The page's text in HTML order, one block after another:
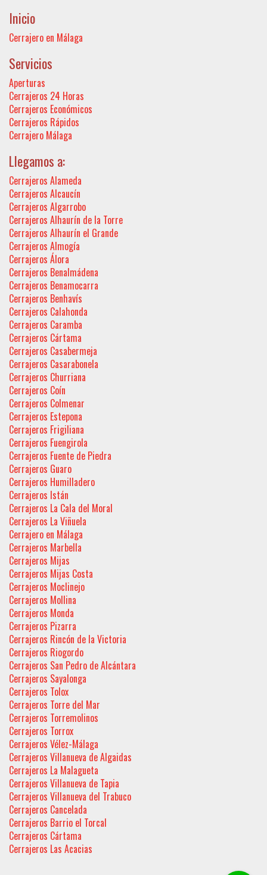
Inicio
Cerrajero en Málaga
Servicios
Aperturas
Cerrajeros 24 Horas
Cerrajeros Económicos
Cerrajeros Rápidos
Cerrajero Málaga
Llegamos a:
Cerrajeros Alameda
Cerrajeros Alcaucín
Cerrajeros Algarrobo
Cerrajeros Alhaurín de la Torre
Cerrajeros Alhaurín el Grande
Cerrajeros Almogía
Cerrajeros Álora
Cerrajeros Benalmádena
Cerrajeros Benamocarra
Cerrajeros Benhavís
Cerrajeros Calahonda
Cerrajeros Caramba
Cerrajeros Cártama
Cerrajeros Casabermeja
Cerrajeros Casarabonela
Cerrajeros Churriana
Cerrajeros Coín
Cerrajeros Colmenar
Cerrajeros Estepona
Cerrajeros Frigiliana
Cerrajeros Fuengirola
Cerrajeros Fuente de Piedra
Cerrajeros Guaro
Cerrajeros Humilladero
Cerrajeros Istán
Cerrajeros La Cala del Moral
Cerrajeros La Viñuela
Cerrajero en Málaga
Cerrajeros Marbella
Cerrajeros Mijas
Cerrajeros Mijas Costa
Cerrajeros Moclinejo
Cerrajeros Mollina
Cerrajeros Monda
Cerrajeros Pizarra
Cerrajeros Rincón de la Victoria
Cerrajeros Riogordo
Cerrajeros San Pedro de Alcántara
Cerrajeros Sayalonga
Cerrajeros Tolox
Cerrajeros Torre del Mar
Cerrajeros Torremolinos
Cerrajeros Torrox
Cerrajeros Vélez-Málaga
Cerrajeros Villanueva de Algaidas
Cerrajeros La Malagueta
Cerrajeros Villanueva de Tapia
Cerrajeros Villanueva del Trabuco
Cerrajeros Cancelada
Cerrajeros Barrio el Torcal
Cerrajeros Cártama
Cerrajeros Las Acacias